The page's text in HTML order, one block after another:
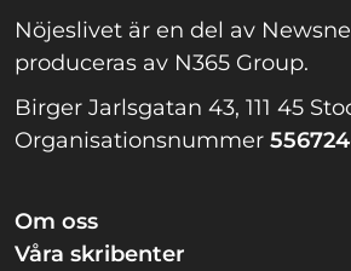
Nöjeslivet är en del av
produceras av N365 Group.
Birger Jarlsgatan 43, 111 45
Organisationsnummer
Om oss
Våra skribenter